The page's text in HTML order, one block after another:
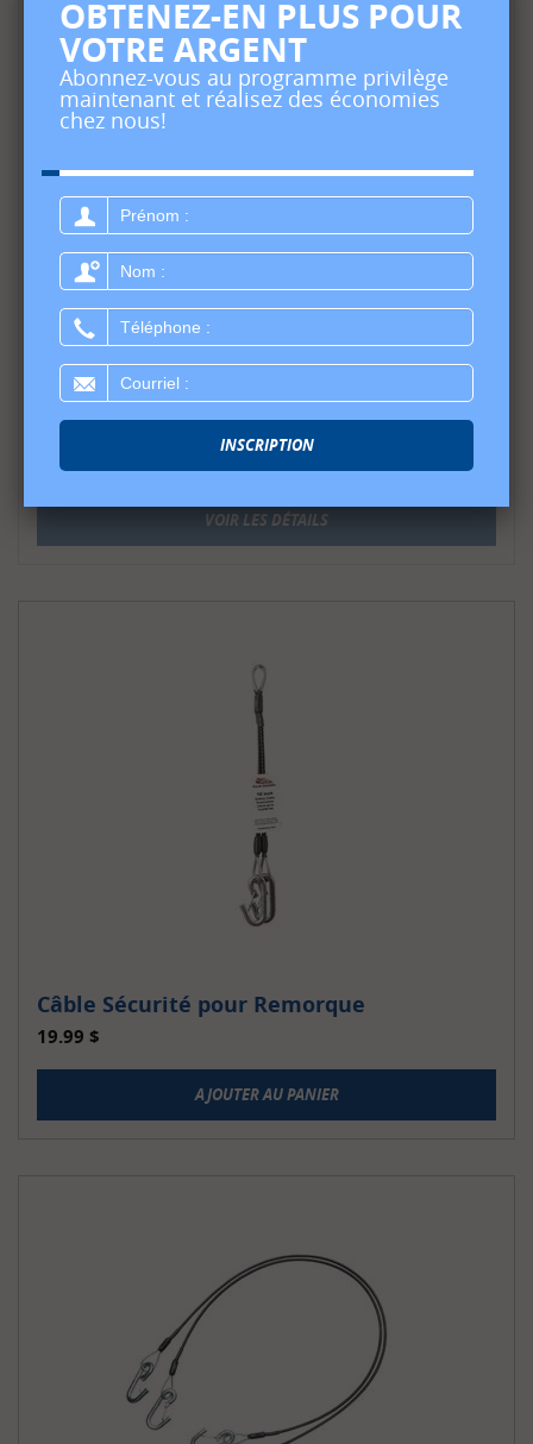
Adaptateur Connecteur de Câblage
Remorque
85.99$
VOIR LES DÉTAILS
Câble Sécurité pour Remorque
19.99 $
AJOUTER AU PANIER
OBTENEZ-EN PLUS POUR
VOTRE ARGENT
Abonnez-vous au programme privilège
maintenant et réalisez des économies
chez nous!
Prénom
Nom
Téléphone
Courriel
INSCRIPTION